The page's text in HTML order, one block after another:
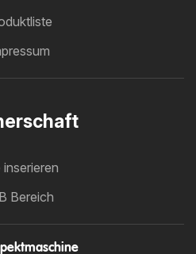
inserieren
Bereich